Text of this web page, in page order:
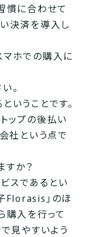
慣に合わせて
決済を導入し
マホでの購入に
。
いうことです。
ップの後払い
社という点で
すか？
スであるとい
Florasis」のほ
購入を行って
見やすいよう